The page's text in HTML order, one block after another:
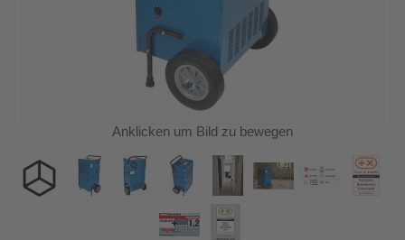
Anklicken um Bild zu bewegen